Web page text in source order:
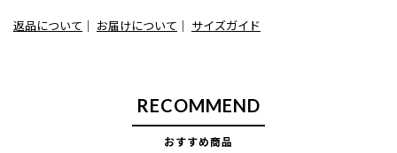
返品について ｜ お届けについて ｜ サイズガイド
RECOMMEND
おすすめ商品